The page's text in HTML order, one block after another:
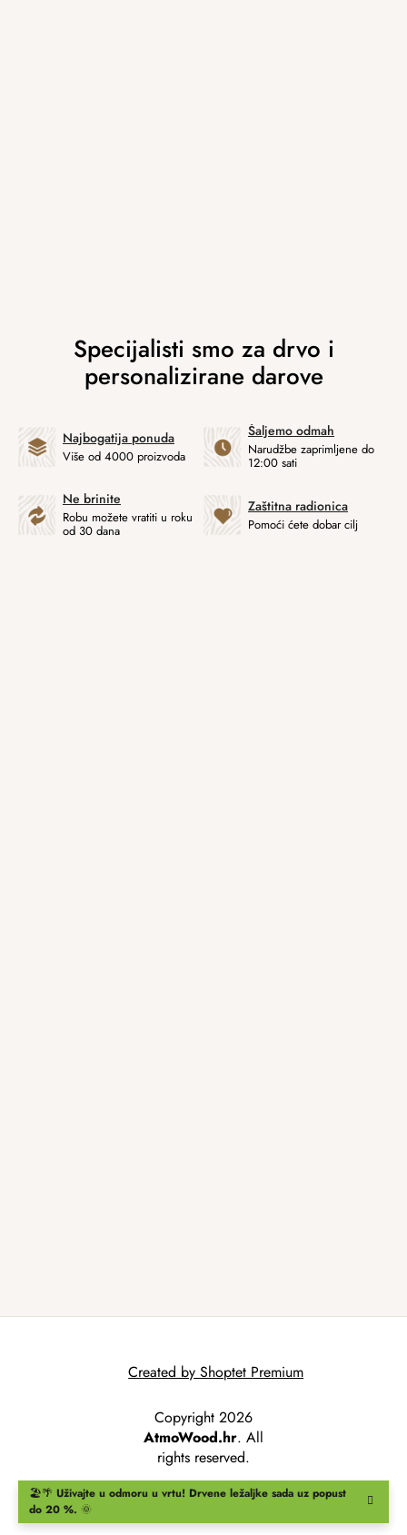
🏖️🌴 Uživajte u odmoru u vrtu! Drvene ležaljke sada uz popust
do 20 %. 🌞
Najbogatija ponuda
Više od 4000 proizvoda
Šaljemo odmah
Narudžbe zaprimljene do
12:00 sati
Ne brinite
Robu možete vratiti u roku
od 30 dana
Zaštitna radionica
Pomoći ćete dobar cilj
Created by Shoptet Premium
Copyright 2026
AtmoWood.hr. All
rights reserved.